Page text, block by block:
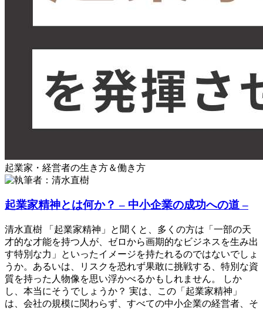
起業家・経営者の生き方＆働き方
起業家精神とは何か？ – 中小企業の成功への道 –
清水直樹 「起業家精神」と聞くと、多くの方は「一部の天
才的な才能を持つ人が、ゼロから画期的なビジネスを生み出
す特別な力」といったイメージを持たれるのではないでしょ
うか。あるいは、リスクを恐れず果敢に挑戦する、特別な資
質を持った人物像を思い浮かべるかもしれません。 しか
し、本当にそうでしょうか？ 実は、この「起業家精神」
は、会社の規模に関わらず、すべての中小企業の経営者、そ